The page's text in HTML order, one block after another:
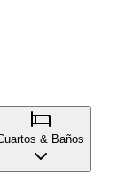
& Baños